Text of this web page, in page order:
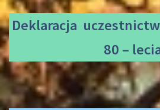
Deklaracja
80 –